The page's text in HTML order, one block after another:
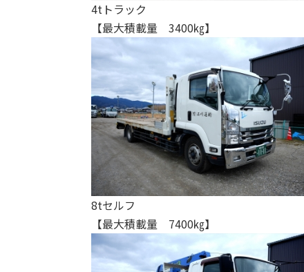
4tトラック
【最大積載量 3400㎏】
8tセルフ
【最大積載量 7400㎏】